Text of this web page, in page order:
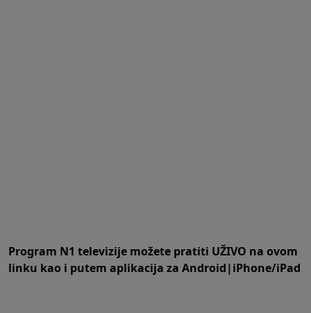
Program N1 televizije možete pratiti UŽIVO na ovom
linku kao i putem aplikacija za Android|iPhone/iPad